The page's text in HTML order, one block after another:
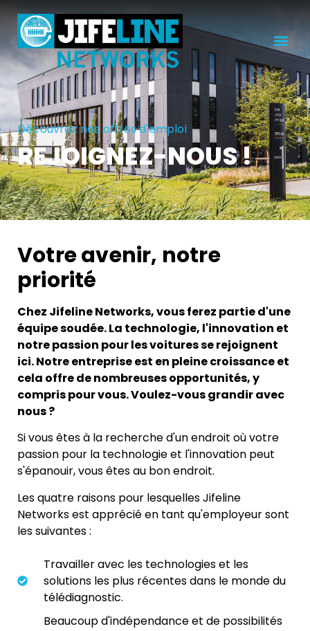
Découvrez nos offres d'emploi
REJOIGNEZ-NOUS !
Votre avenir, notre
priorité
Chez Jifeline Networks, vous ferez partie d'une
équipe soudée. La technologie, l'innovation et
notre passion pour les voitures se rejoignent
ici. Notre entreprise est en pleine croissance et
cela offre de nombreuses opportunités, y
compris pour vous. Voulez-vous grandir avec
nous ?
Si vous êtes à la recherche d'un endroit où votre
passion pour la technologie et l'innovation peut
s'épanouir, vous êtes au bon endroit.
Les quatre raisons pour lesquelles Jifeline
Networks est apprécié en tant qu'employeur sont
les suivantes :
Travailler avec les technologies et les
solutions les plus récentes dans le monde du
télédiagnostic.
Beaucoup d'indépendance et de possibilités